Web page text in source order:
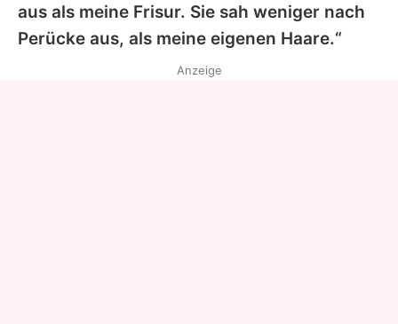
aus als meine Frisur. Sie sah weniger nach
Perücke aus, als meine eigenen Haare.“
Anzeige